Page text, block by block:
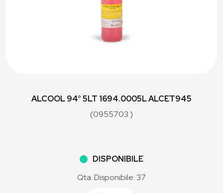
ALCOOL 94° 5LT 1694.0005L ALCET945
(0955703 )
DISPONIBILE
Qta. Disponibile: 37